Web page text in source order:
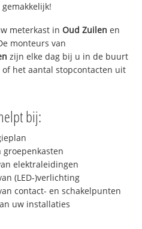
meterkast inOud Zuilen en
monteurs van
zijn elke dag bij u in de buurt
het aantal stopcontacten uit
bij:
groepenkasten
elektraleidingen
(LED-)verlichting
contact- en schakelpunten
uw installaties